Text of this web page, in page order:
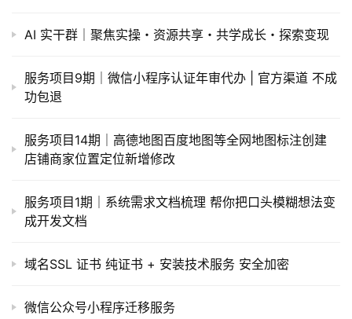
链
接
AI 实干群｜聚焦实操・资源共享・共学成长・探索变现
服务项目9期｜微信小程序认证年审代办 | 官方渠道 不成
功包退
服务项目14期｜高德地图百度地图等全网地图标注创建
店铺商家位置定位新增修改
服务项目1期｜系统需求文档梳理 帮你把口头模糊想法变
成开发文档
域名SSL 证书 纯证书 + 安装技术服务 安全加密
微信公众号小程序迁移服务